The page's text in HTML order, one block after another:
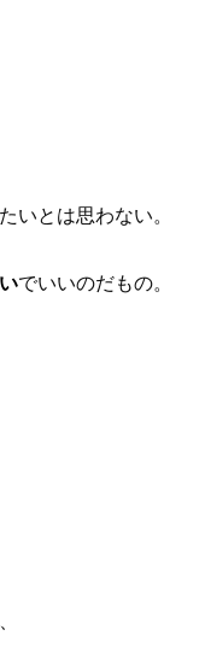
いとは思わない。
でいいのだもの。